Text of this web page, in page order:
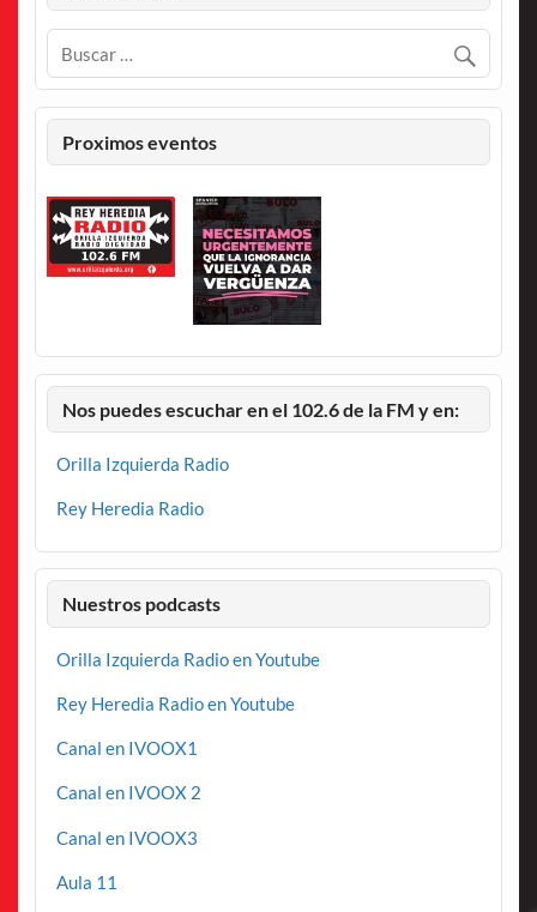
Proximos eventos
Nos puedes escuchar en el 102.6 de la FM y en:
Orilla Izquierda Radio
Rey Heredia Radio
Nuestros podcasts
Orilla Izquierda Radio en Youtube
Rey Heredia Radio en Youtube
Canal en IVOOX1
Canal en IVOOX 2
Canal en IVOOX3
Aula 11